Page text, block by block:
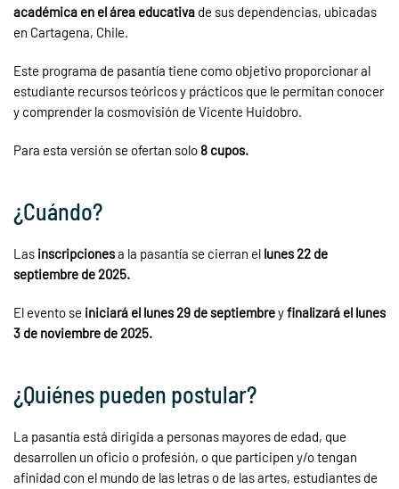
académica en el área educativa de sus dependencias, ubicadas
en Cartagena, Chile.
Este programa de pasantía tiene como objetivo proporcionar al
estudiante recursos teóricos y prácticos que le permitan conocer
y comprender la cosmovisión de Vicente Huidobro.
Para esta versión se ofertan solo 8 cupos.
¿Cuándo?
Las inscripcionesa la pasantía se cierran el lunes 22 de
septiembre de 2025.
El evento se iniciará el lunes 29 de septiembreyfinalizará el lunes
3 de noviembre de 2025.
¿Quiénes pueden postular?
La pasantía está dirigida a personas mayores de edad, que
desarrollen un oficio o profesión, o que participen y/o tengan
afinidad con el mundo de las letras o de las artes, estudiantes de